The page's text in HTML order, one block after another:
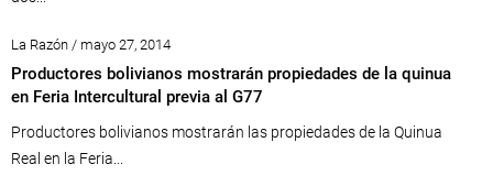
La Razón / mayo 27, 2014
Productores bolivianos mostrarán propiedades de la quinua
en Feria Intercultural previa al G77
Productores bolivianos mostrarán las propiedades de la Quinua
Real en la Feria...